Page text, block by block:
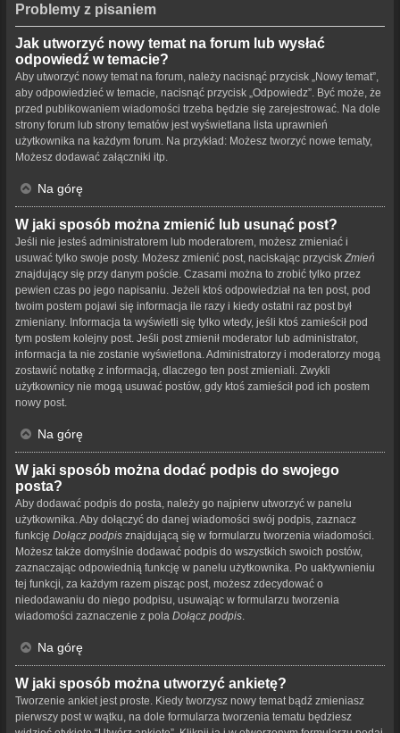
Problemy z pisaniem
Jak utworzyć nowy temat na forum lub wysłać
odpowiedź w temacie?
Aby utworzyć nowy temat na forum, należy nacisnąć przycisk „Nowy temat”,
aby odpowiedzieć w temacie, nacisnąć przycisk „Odpowiedz”. Być może, że
przed publikowaniem wiadomości trzeba będzie się zarejestrować. Na dole
strony forum lub strony tematów jest wyświetlana lista uprawnień
użytkownika na każdym forum. Na przykład: Możesz tworzyć nowe tematy,
Możesz dodawać załączniki itp.
Na górę
W jaki sposób można zmienić lub usunąć post?
Jeśli nie jesteś administratorem lub moderatorem, możesz zmieniać i
usuwać tylko swoje posty. Możesz zmienić post, naciskając przycisk Zmień
znajdujący się przy danym poście. Czasami można to zrobić tylko przez
pewien czas po jego napisaniu. Jeżeli ktoś odpowiedział na ten post, pod
twoim postem pojawi się informacja ile razy i kiedy ostatni raz post był
zmieniany. Informacja ta wyświetli się tylko wtedy, jeśli ktoś zamieścił pod
tym postem kolejny post. Jeśli post zmienił moderator lub administrator,
informacja ta nie zostanie wyświetlona. Administratorzy i moderatorzy mogą
zostawić notatkę z informacją, dlaczego ten post zmieniali. Zwykli
użytkownicy nie mogą usuwać postów, gdy ktoś zamieścił pod ich postem
nowy post.
Na górę
W jaki sposób można dodać podpis do swojego
posta?
Aby dodawać podpis do posta, należy go najpierw utworzyć w panelu
użytkownika. Aby dołączyć do danej wiadomości swój podpis, zaznacz
funkcję Dołącz podpis znajdującą się w formularzu tworzenia wiadomości.
Możesz także domyślnie dodawać podpis do wszystkich swoich postów,
zaznaczając odpowiednią funkcję w panelu użytkownika. Po uaktywnieniu
tej funkcji, za każdym razem pisząc post, możesz zdecydować o
niedodawaniu do niego podpisu, usuwając w formularzu tworzenia
wiadomości zaznaczenie z pola Dołącz podpis
Na górę
W jaki sposób można utworzyć ankietę?
Tworzenie ankiet jest proste. Kiedy tworzysz nowy temat bądź zmieniasz
pierwszy post w wątku, na dole formularza tworzenia tematu będziesz